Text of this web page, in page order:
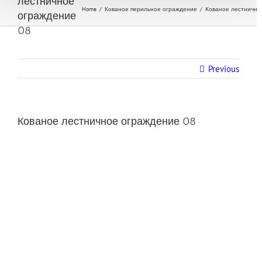
ограждение
08
Home / Кованое перильное ограждение / Кованое
Previous
Кованое лестничное ограждение 08